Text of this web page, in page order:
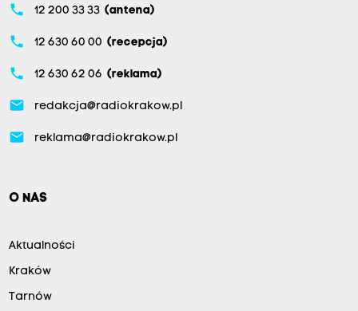
phone 12 200 33 33 (antena)
phone 12 630 60 00 (recepcja)
phone 12 630 62 06 (reklama)
email redakcja@radiokrakow.pl
email reklama@radiokrakow.pl
O NAS
Aktualności
Kraków
Tarnów